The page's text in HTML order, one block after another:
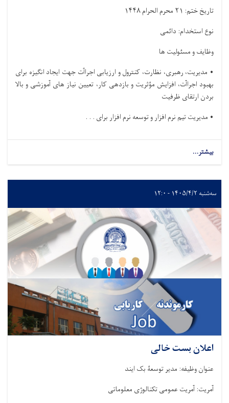
تاریخ ختم: ۲۱ محرم الحرام۱۴۴۸
نوع استخدام: دائمی
وظایف و مسئولیت ها
• مدیریت، رهبری، نظارت، کنترول و ارزیابی اجراآت جهت ایجاد انگیزه برای
بهبود اجراآت، افزایش مؤثریت و بازدهی کار، تعیین نیاز های آموزشی و بالا
بردن ارتقای ظرفیت
• مدیریت تیم نرم افزار و توسعه نرم افزار برای . . .
بیشتر...
سه‌شنبه ۱۴۰۵/۴/۲ - ۱۲:۰
اعلان بست خالی
عنوان وظیفه: مدیر توسعۀ بک ایند
آمریت: آمریت عمومی تکنالوژی معلوماتی